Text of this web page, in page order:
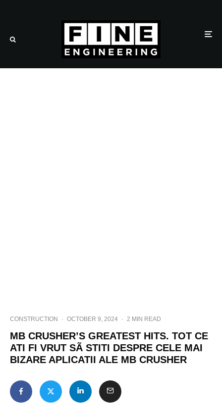
CONSTRUCTION · OCTOBER 9, 2024 · 2 MIN READ
MB CRUSHER’S GREATEST HITS. TOT CE
ATI FI VRUT SÃ STITI DESPRE CELE MAI
BIZARE APLICATII ALE MB CRUSHER